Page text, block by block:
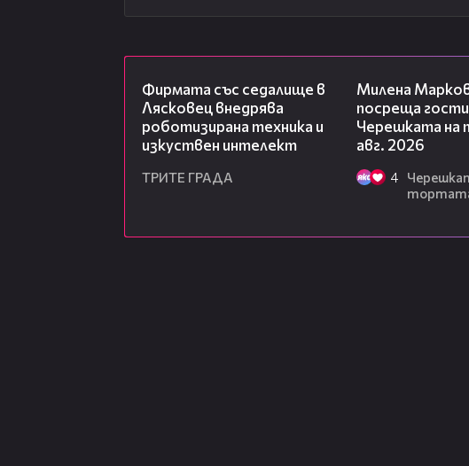
Фирмата със седалище в
Лясковец внедрява
роботизирана техника и
изкуствен интелект
ТРИТЕ ГРАДА
Милена
посреща гости |
Черешката на
авг. 2026
4